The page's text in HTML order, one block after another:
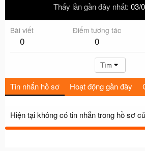
Thấy lần gần đây nhất 03/
Bài viết
0
Điểm tương tác
0
Tìm
Tin nhắn hồ sơ Hoạt động gần đây
Hiện tại không có tin nhắn trong hồ sơ